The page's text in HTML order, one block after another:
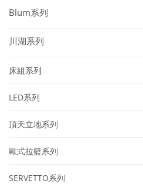
Blum系列
川湖系列
床組系列
LED系列
頂天立地系列
歐式拉籃系列
SERVETTO系列